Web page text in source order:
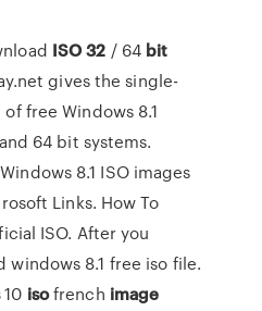
ISO 32 / 64 bit
gives the single-
free Windows 8.1
64 bit systems.
8.1 ISO images
Links. How To
ISO. After you
windows 8.1 free iso file.
10 isofrench image